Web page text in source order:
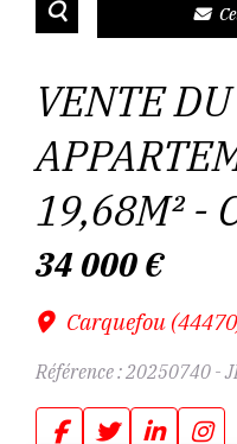
VENTE
19,68M² -
34 000€
Carquefou
Référence :20250740 -